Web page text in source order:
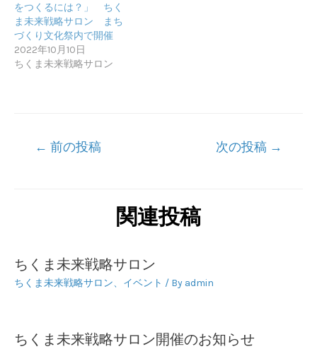
をつくるには？」 ちく
ま未来戦略サロン まち
づくり文化祭内で開催
2022年10月10日
ちくま未来戦略サロン
シ
← 前の投稿 次の投稿 →
関連投稿
ちくま未来戦略サロン
ちくま未来戦略サロン、 イベント / By admin
ちくま未来戦略サロン開催のお知らせ